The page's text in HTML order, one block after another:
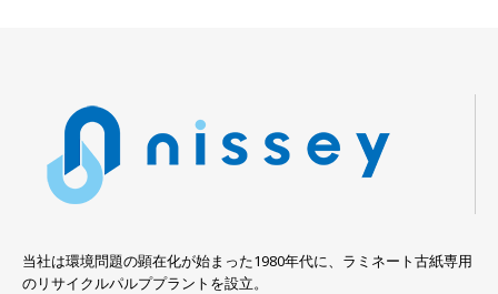
当社は環境問題の顕在化が始まった1980年代に、ラミネート古紙専用
のリサイクルパルププラントを設立。